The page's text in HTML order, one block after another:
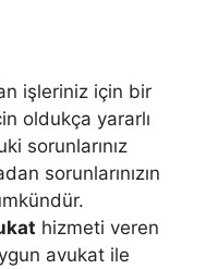
işleriniz için bir
oldukça yararlı
sorunlarınız
sorunlarınızın
hizmeti veren
avukat ile